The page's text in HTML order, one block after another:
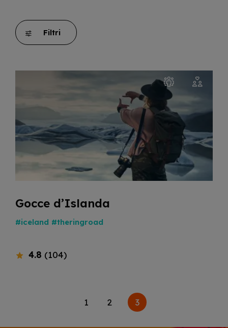
Filtri
Gocce d’Islanda
#iceland #theringroad
4.8 (104)
1 2 3